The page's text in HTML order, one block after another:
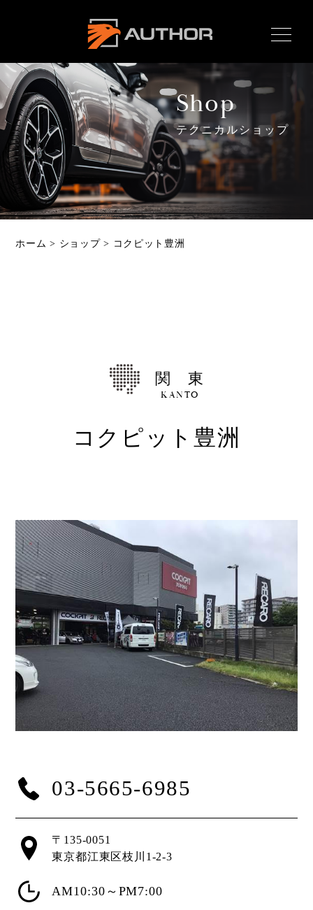
サーアラーム home
Home
ホーム
News
最新情報
About
Compatibility
対応メーカー
Contact
Shop
テクニカルショップ
ホーム > ショップ> コクピット豊洲
関 東
KANTO
コクピット豊洲
03-5665-6985
〒135-0051
東京都江東区枝川1-2-3
AM10:30～PM7:00